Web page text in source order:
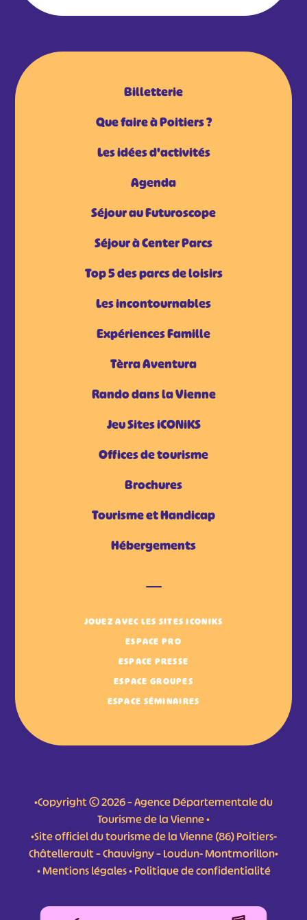
Billetterie
Que faire à Poitiers ?
Les idées d'activités
Agenda
Séjour au Futuroscope
Séjour à Center Parcs
Top 5 des parcs de loisirs
Les incontournables
Expériences Famille
Tèrra Aventura
Rando dans la Vienne
Jeu Sites iCONiKS
Offices de tourisme
Brochures
Tourisme et Handicap
Hébergements
JOUEZ AVEC LES SITES ICONIKS
ESPACE PRO
ESPACE PRESSE
ESPACE GROUPES
ESPACE SÉMINAIRES
•Copyright © 2026 – Agence Départementale du
Tourisme de la Vienne •
•Site officiel du tourisme de la Vienne (86) Poitiers-
Châtellerault – Chauvigny – Loudun- Montmorillon•
•Mentions légales•Politique de confidentialité